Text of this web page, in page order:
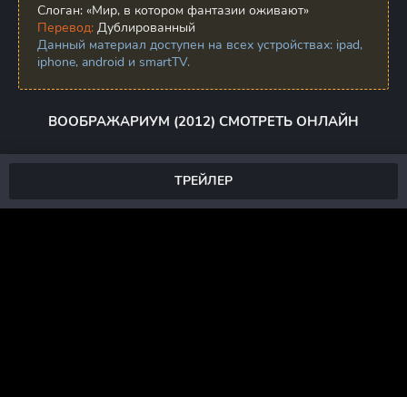
Слоган: «Мир, в котором фантазии оживают»
Перевод: Дублированный
Данный материал доступен на всех устройствах: ipad,
iphone, android и smartTV.
ВООБРАЖАРИУМ (2012) СМОТРЕТЬ ОНЛАЙН
ТРЕЙЛЕР